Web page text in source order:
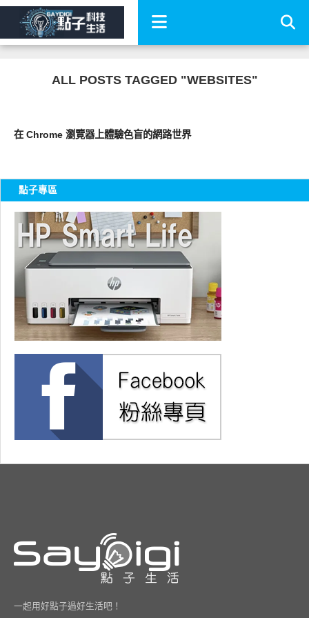
ALL POSTS TAGGED "WEBSITES"
在 Chrome 瀏覽器上體驗色盲的網路世界
點子專區
一起用好點子過好生活吧！